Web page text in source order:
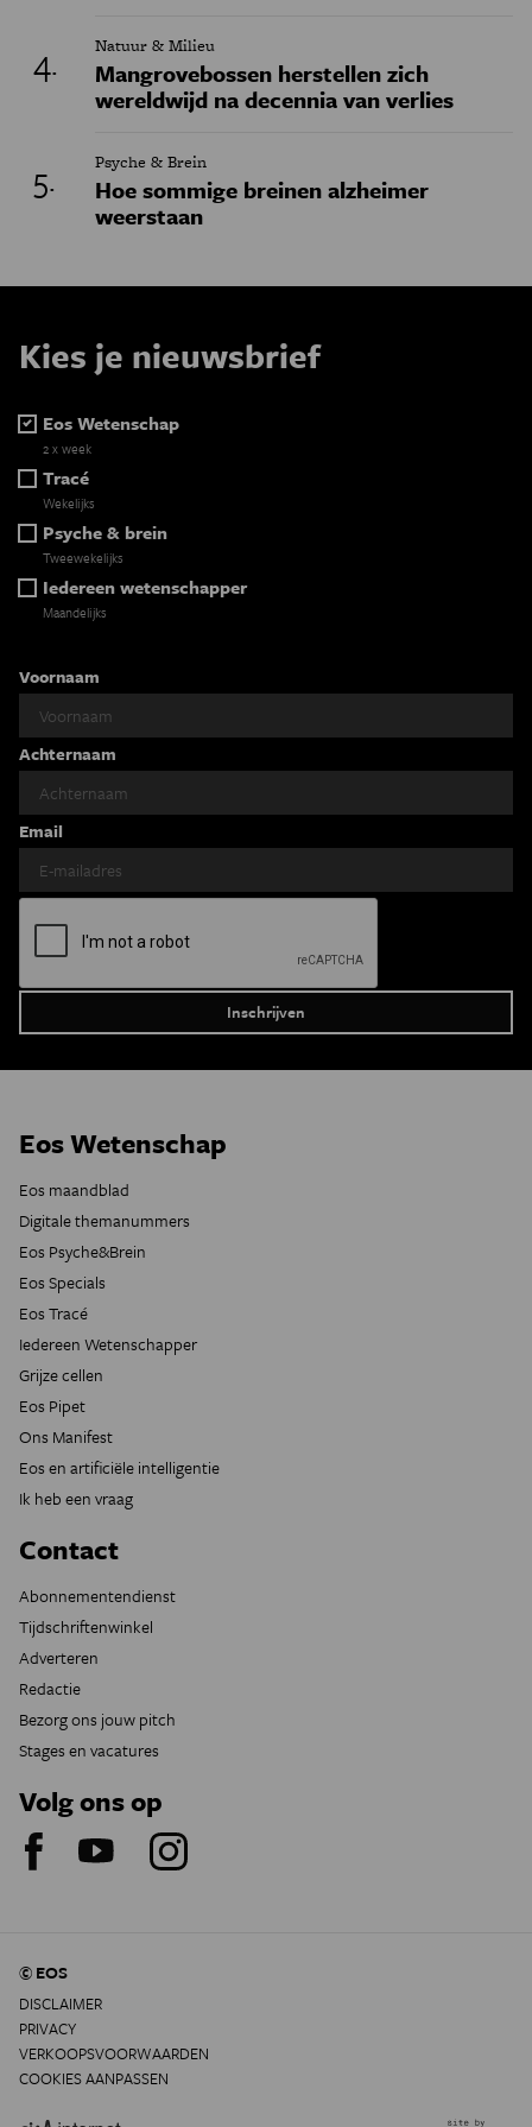
Natuur & Milieu
Mangrovebossen herstellen zich
wereldwijd na decennia van verlies
Psyche & Brein
Hoe sommige breinen alzheimer
weerstaan
Kies je nieuwsbrief
Eos Wetenschap
2 x week
Tracé
Wekelijks
Psyche & brein
Tweewekelijks
Iedereen wetenschapper
Maandelijks
Voornaam
Achternaam
Email
Eos Wetenschap
Eos maandblad
Digitale themanummers
Eos Psyche&Brein
Eos Specials
Eos Tracé
Iedereen Wetenschapper
Grijze cellen
Eos Pipet
Ons Manifest
Eos en artificiële intelligentie
Ik heb een vraag
Contact
Abonnementendienst
Tijdschriftenwinkel
Adverteren
Redactie
Bezorg ons jouw pitch
Stages en vacatures
Volg ons op
© EOS
DISCLAIMER
PRIVACY
VERKOOPSVOORWAARDEN
COOKIES AANPASSEN